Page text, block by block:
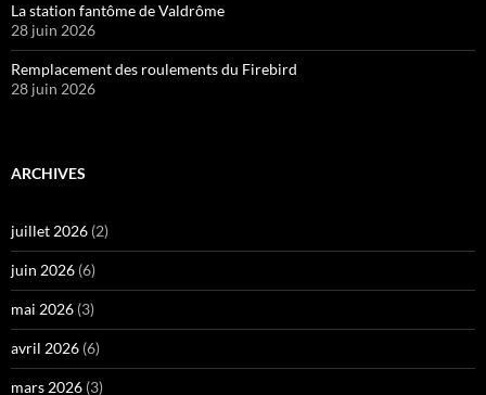
La station fantôme de Valdrôme
28 juin 2026
Remplacement des roulements du Firebird
28 juin 2026
ARCHIVES
juillet 2026 (2)
juin 2026 (6)
mai 2026 (3)
avril 2026 (6)
mars 2026 (3)